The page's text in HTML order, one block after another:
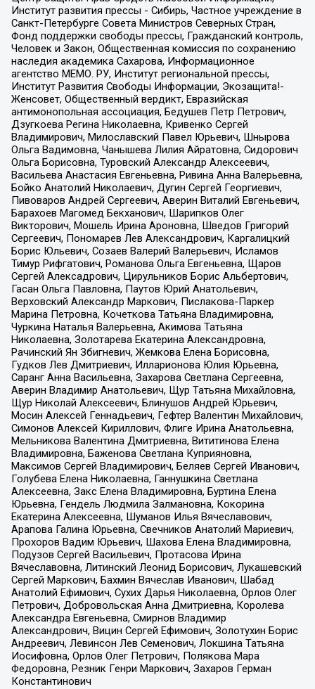
Институт развития прессы - Сибирь, Частное учреждение в
Санкт-Петербурге Совета Министров Северных Стран,
Фонд поддержки свободы прессы, Гражданский контроль,
Человек и Закон, Общественная комиссия по сохранению
наследия академика Сахарова, Информационное
агентство МЕМО. РУ, Институт региональной прессы,
Институт Развития Свободы Информации, Экозащита!-
Женсовет, Общественный вердикт, Евразийская
антимонопольная ассоциация, Бедушев Петр Петрович,
Дзугкоева Регина Николаевна, Кривенко Сергей
Владимирович, Милославский Павел Юрьевич, Шнырова
Ольга Вадимовна, Чанышева Лилия Айратовна, Сидорович
Ольга Борисовна, Туровский Александр Алексеевич,
Васильева Анастасия Евгеньевна, Ривина Анна Валерьевна,
Бойко Анатолий Николаевич, Дугин Сергей Георгиевич,
Пивоваров Андрей Сергеевич, Аверин Виталий Евгеньевич,
Барахоев Магомед Бекханович, Шарипков Олег
Викторович, Мошель Ирина Ароновна, Шведов Григорий
Сергеевич, Пономарев Лев Александрович, Каргалицкий
Борис Юльевич, Созаев Валерий Валерьевич, Исламов
Тимур Рифгатович, Романова Ольга Евгеньевна, Щаров
Сергей Алексадрович, Цирульников Борис Альбертович,
Гасан Ольга Павловна, Паутов Юрий Анатольевич,
Верховский Александр Маркович, Пислакова-Паркер
Марина Петровна, Кочеткова Татьяна Владимировна,
Чуркина Наталья Валерьевна, Акимова Татьяна
Николаевна, Золотарева Екатерина Александровна,
Рачинский Ян Збигневич, Жемкова Елена Борисовна,
Гудков Лев Дмитриевич, Илларионова Юлия Юрьевна,
Саранг Анна Васильевна, Захарова Светлана Сергеевна,
Аверин Владимир Анатольевич, Щур Татьяна Михайловна,
Щур Николай Алексеевич, Блинушов Андрей Юрьевич,
Мосин Алексей Геннадьевич, Гефтер Валентин Михайлович,
Симонов Алексей Кириллович, Флиге Ирина Анатольевна,
Мельникова Валентина Дмитриевна, Вититинова Елена
Владимировна, Баженова Светлана Куприяновна,
Максимов Сергей Владимирович, Беляев Сергей Иванович,
Голубева Елена Николаевна, Ганнушкина Светлана
Алексеевна, Закс Елена Владимировна, Буртина Елена
Юрьевна, Гендель Людмила Залмановна, Кокорина
Екатерина Алексеевна, Шуманов Илья Вячеславович,
Арапова Галина Юрьевна, Свечников Анатолий Мариевич,
Прохоров Вадим Юрьевич, Шахова Елена Владимировна,
Подузов Сергей Васильевич, Протасова Ирина
Вячеславовна, Литинский Леонид Борисович, Лукашевский
Сергей Маркович, Бахмин Вячеслав Иванович, Шабад
Анатолий Ефимович, Сухих Дарья Николаевна, Орлов Олег
Петрович, Добровольская Анна Дмитриевна, Королева
Александра Евгеньевна, Смирнов Владимир
Александрович, Вицин Сергей Ефимович, Золотухин Борис
Андреевич, Левинсон Лев Семенович, Локшина Татьяна
Иосифовна, Орлов Олег Петрович, Полякова Мара
Федоровна, Резник Генри Маркович, Захаров Герман
Константинович